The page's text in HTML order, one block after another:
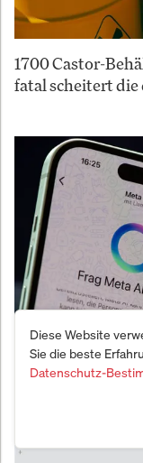
1700 Castor-
fatal scheitert
Angriff auf
eigene KI-
Diese Website
Sie die beste
Datenschutz-